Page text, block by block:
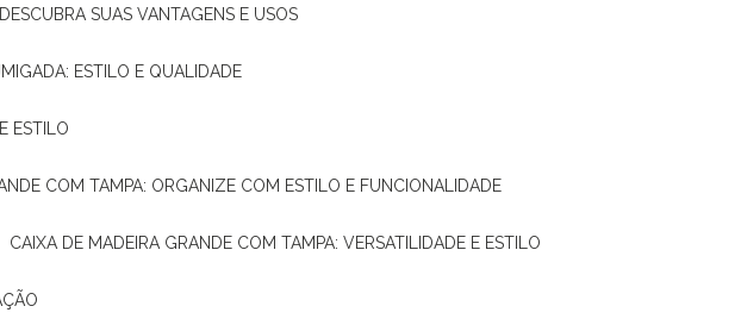
SUAS VANTAGENS E USOS
ESTILO E QUALIDADE
ESTILO
COM TAMPA: ORGANIZE COM ESTILO E FUNCIONALIDADE
CAIXA DE MADEIRA GRANDE COM TAMPA: VERSATILIDADE E ESTILO